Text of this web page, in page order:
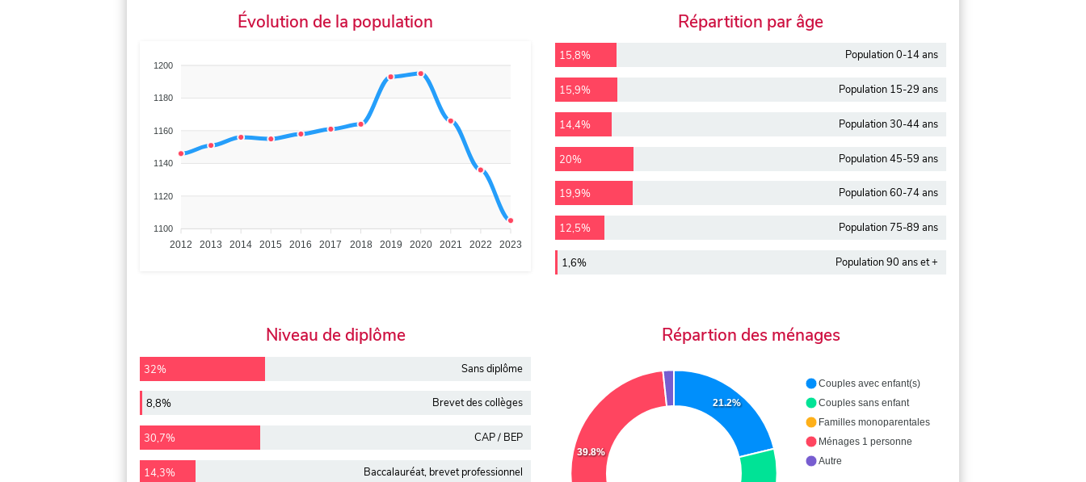
Évolution de la population
1200
1180
1160
1140
1120
1100
2012 2013 2014 2015 2016 2017 2018 2019 2020 2021 2022 2023
Répartition par âge
15,8% Population 0-14 ans
15,9% Population 15-29 ans
14,4% Population 30-44 ans
20% Population 45-59 ans
19,9% Population 60-74 ans
12,5% Population 75-89 ans
1,6% Population 90 ans et +
Niveau de diplôme
32% Sans diplôme
8,8% Brevet des collèges
30,7% CAP / BEP
14,3% Baccalauréat, brevet professionnel
Répartion des ménages
21.2%
39.8%
Couples avec enfant(s)
Couples sans enfant
Familles monoparentales
Ménages 1 personne
Autre